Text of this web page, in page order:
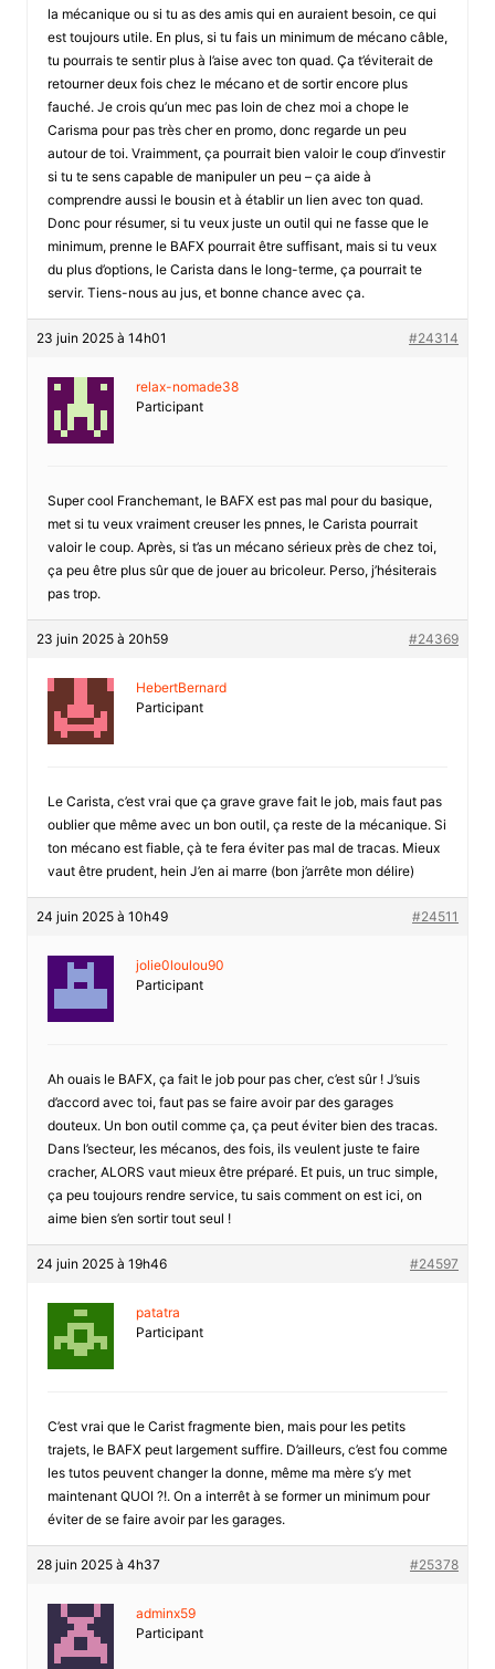
la mécanique ou si tu as des amis qui en auraient besoin, ce qui
est toujours utile. En plus, si tu fais un minimum de mécano câble,
tu pourrais te sentir plus à l’aise avec ton quad. Ça t’éviterait de
retourner deux fois chez le mécano et de sortir encore plus
fauché. Je crois qu’un mec pas loin de chez moi a chope le
Carisma pour pas très cher en promo, donc regarde un peu
autour de toi. Vraimment, ça pourrait bien valoir le coup d’investir
si tu te sens capable de manipuler un peu – ça aide à
comprendre aussi le bousin et à établir un lien avec ton quad.
Donc pour résumer, si tu veux juste un outil qui ne fasse que le
minimum, prenne le BAFX pourrait être suffisant, mais si tu veux
du plus d’options, le Carista dans le long-terme, ça pourrait te
servir. Tiens-nous au jus, et bonne chance avec ça.
23 juin 2025 à 14h01 #24314
relax-nomade38
Participant
Super cool Franchemant, le BAFX est pas mal pour du basique,
met si tu veux vraiment creuser les pnnes, le Carista pourrait
valoir le coup. Après, si t’as un mécano sérieux près de chez toi,
ça peu être plus sûr que de jouer au bricoleur. Perso, j’hésiterais
pas trop.
23 juin 2025 à 20h59 #24369
HebertBernard
Participant
Le Carista, c’est vrai que ça grave grave fait le job, mais faut pas
oublier que même avec un bon outil, ça reste de la mécanique. Si
ton mécano est fiable, çà te fera éviter pas mal de tracas. Mieux
vaut être prudent, hein J’en ai marre (bon j’arrête mon délire)
24 juin 2025 à 10h49 #24511
jolie0loulou90
Participant
Ah ouais le BAFX, ça fait le job pour pas cher, c’est sûr ! J’suis
d’accord avec toi, faut pas se faire avoir par des garages
douteux. Un bon outil comme ça, ça peut éviter bien des tracas.
Dans l’secteur, les mécanos, des fois, ils veulent juste te faire
cracher, ALORS vaut mieux être préparé. Et puis, un truc simple,
ça peu toujours rendre service, tu sais comment on est ici, on
aime bien s’en sortir tout seul !
24 juin 2025 à 19h46 #24597
patatra
Participant
C’est vrai que le Carist fragmente bien, mais pour les petits
trajets, le BAFX peut largement suffire. D’ailleurs, c’est fou comme
les tutos peuvent changer la donne, même ma mère s’y met
maintenant QUOI ?!. On a interrêt à se former un minimum pour
éviter de se faire avoir par les garages.
28 juin 2025 à 4h37 #25378
adminx59
Participant